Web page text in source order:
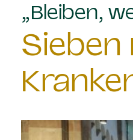
„Bleiben,
Sieben